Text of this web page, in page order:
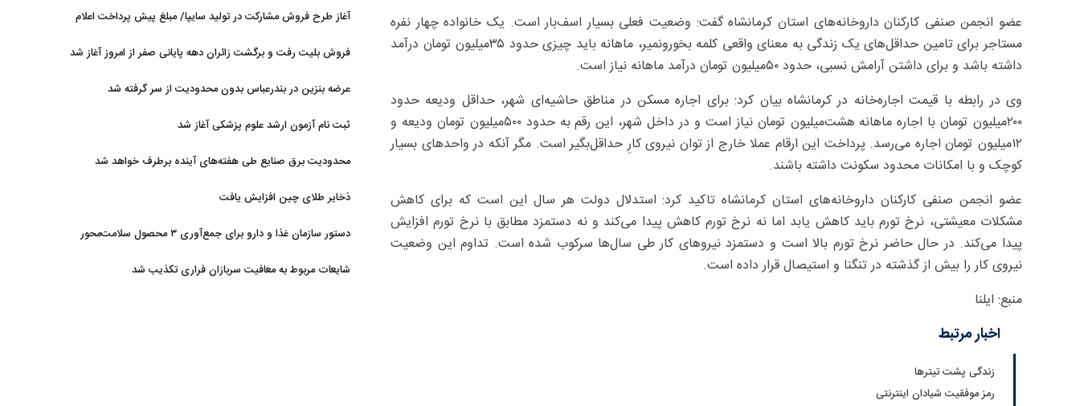
عضو انجمن صنفی کارکنان داروخانه‌های استان کرمانشاه گفت: وضعیت فعلی بسیار اسف‌بار است. یک خانواده چهار نفره
مستاجر برای تامین حداقل‌های یک زندگی به معنای واقعی کلمه بخورونمیر، ماهانه باید چیزی حدود ۳۵‌میلیون تومان درآمد
داشته باشد و برای داشتن آرامش نسبی، حدود ۵۰‌میلیون تومان درآمد ماهانه نیاز است.
وی در رابطه با قیمت اجاره‌خانه در کرمانشاه بیان کرد: برای اجاره مسکن در مناطق حاشیه‌ای شهر، حداقل ودیعه حدود
۲۰۰‌میلیون تومان با اجاره ماهانه هشت‌میلیون تومان نیاز است و در داخل شهر، این رقم به حدود ۵۰۰‌میلیون تومان ودیعه و
۱۲‌میلیون تومان اجاره می‌رسد. پرداخت این ارقام عملا خارج از توان نیروی کارِ حداقل‌بگیر است. مگر آنکه در واحدهای بسیار
کوچک و با امکانات محدود سکونت داشته باشند.
عضو انجمن صنفی کارکنان داروخانه‌های استان کرمانشاه تاکید کرد: استدلال دولت هر سال این است که برای کاهش
مشکلات معیشتی، نرخ تورم باید کاهش یابد اما نه نرخ تورم کاهش پیدا می‌کند و نه دستمزد مطابق با نرخ تورم افزایش
پیدا می‌کند. در حال حاضر نرخ تورم بالا است و دستمزد نیروهای کار طی سال‌ها سرکوب شده است. تداوم این وضعیت
نیروی کار را بیش از گذشته در تنگنا و استیصال قرار داده است.
منبع: ایلنا
اخبار مرتبط
زندگی پشت تیترها
رمز موفقیت شیادان اینترنتی
آغاز طرح فروش مشارکت در تولید سایپا/ مبلغ پیش پرداخت اعلام
فروش بلیت رفت و برگشت زائران دهه پایانی صفر از امروز آغاز شد
عرضه بنزین در بندرعباس بدون محدودیت از سر گرفته شد
ثبت نام آزمون ارشد علوم پزشکی آغاز شد
محدودیت‌ برق صنایع طی هفته‌های آینده برطرف خواهد شد
ذخایر طلای چین افزایش یافت
دستور سازمان غذا و دارو برای جمع‌آوری ۳ محصول سلامت‌محور
شایعات مربوط به معافیت سربازان فراری تکذیب شد